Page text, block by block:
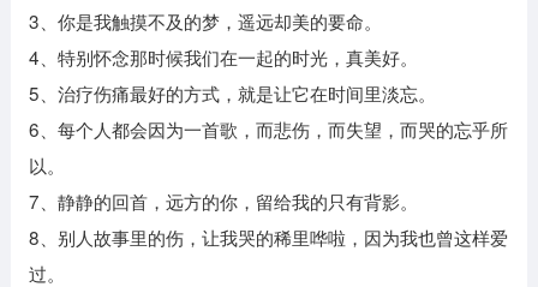
3、你是我触摸不及的梦，遥远却美的要命。
4、特别怀念那时候我们在一起的时光，真美好。
5、治疗伤痛最好的方式，就是让它在时间里淡忘。
6、每个人都会因为一首歌，而悲伤，而失望，而哭的忘乎所
以。
7、静静的回首，远方的你，留给我的只有背影。
8、别人故事里的伤，让我哭的稀里哗啦，因为我也曾这样爱
过。